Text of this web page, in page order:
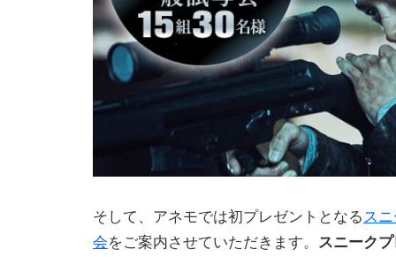
そして、アネモでは初プレゼントとなる ス
会をご案内させていただきます。 スニーク